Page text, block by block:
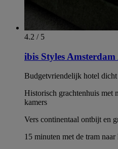
4.2 / 5
ibis Styles Amsterdam
Budgetvriendelijk hotel
Historisch grachtenhuis met
kamers
Vers continentaal ontbijt en
15 minuten met de tram